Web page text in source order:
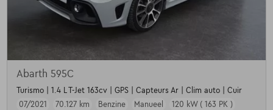
Abarth 595C
Turismo | 1.4 L T-Jet 163cv | GPS | Capteurs Ar | Clim auto | Cuir
07/2021
70.127 km Benzine Manueel 120 kW ( 163 PK )